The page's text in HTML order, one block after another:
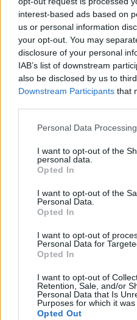
interest-based ads based on
us or personal information
your opt-out. You may
disclosure of your personal
IAB’s list of downstream
also be disclosed by us to
Downstream Participants that
Personal Data
I want to opt-out of the
personal data.
Opted In
I want to opt-out of the
Personal Data.
Opted In
I want to opt-out of
Personal Data for
Opted In
I want to opt-out of
Retention, Sale, and/or
Personal Data that Is
Purposes for which it was
Opted Out
Fenntarthatósági intézkedések
millió látogató ökológiai
1
HÍRLEVÉL
szabályzatot!
LEGFRISSEBB